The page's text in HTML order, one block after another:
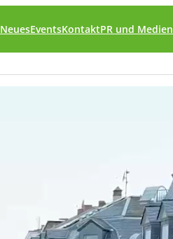
NeuesEventsKontaktPR und Medien